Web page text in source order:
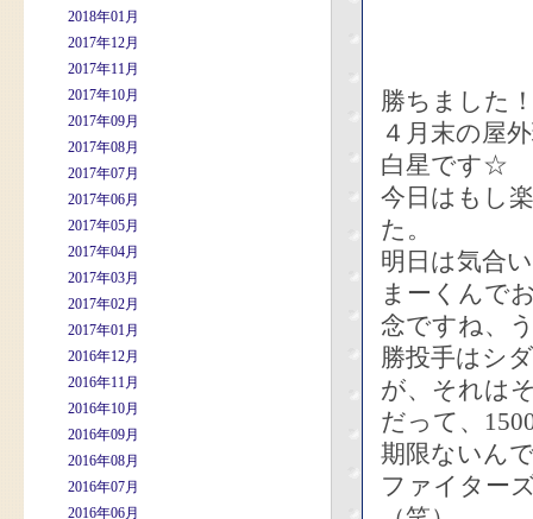
2018年01月
2017年12月
2017年11月
2017年10月
2017年09月
2017年08月
2017年07月
2017年06月
2017年05月
2017年04月
2017年03月
2017年02月
2017年01月
2016年12月
2016年11月
2016年10月
2016年09月
2016年08月
2016年07月
2016年06月
勝ちました
４月末の屋
白星です☆
今日はもし
た。
明日は気合
まーくんで
念ですね、
勝投手はシ
が、それは
だって、
期限ないん
ファイター